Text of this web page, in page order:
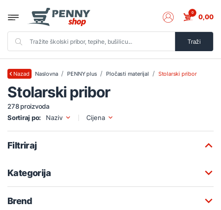
Traži
0 0,00
Nazad Naslovna PENNY plus Pločasti materijal Stolarski pribor
Stolarski pribor
278 proizvoda
Sortiraj po:
Naziv Cijena
Filtriraj
Kategorija
Brend